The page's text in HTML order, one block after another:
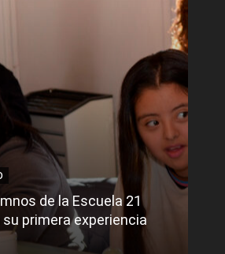
de la Escuela 21
primera experiencia